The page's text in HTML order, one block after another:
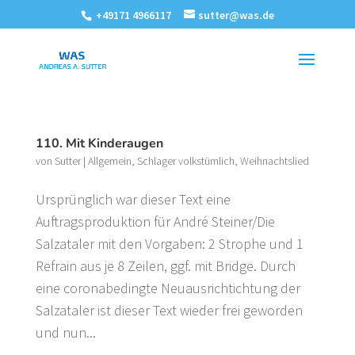
+49171 4966117 sutter@was.de
110. Mit Kinderaugen
von Sutter| Allgemein, Schlager volkstümlich, Weihnachtslied
Ursprünglich war dieser Text eine
Auftragsproduktion für André Steiner/Die
Salzataler mit den Vorgaben: 2 Strophe und 1
Refrain aus je 8 Zeilen, ggf. mit Bridge. Durch
eine coronabedingte Neuausrichtichtung der
Salzataler ist dieser Text wieder frei geworden
und nun...